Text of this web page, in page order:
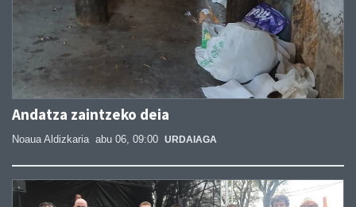
Andatza zaintzeko deia
Noaua Aldizkaria abu 06, 09:00 URDAIAGA